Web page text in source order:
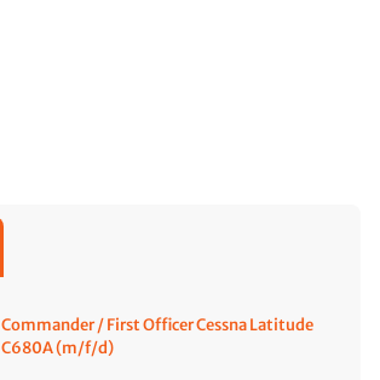
Commander / First Officer Cessna Latitude
C680A (m/f/d)